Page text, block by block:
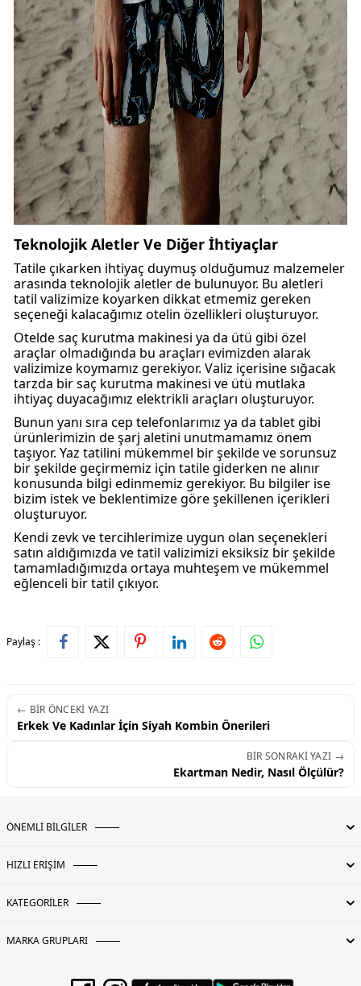
Teknolojik Aletler Ve Diğer İhtiyaçlar
Tatile çıkarken ihtiyaç duymuş olduğumuz malzemeler
arasında teknolojik aletler de bulunuyor. Bu aletleri
tatil valizimize koyarken dikkat etmemiz gereken
seçeneği kalacağımız otelin özellikleri oluşturuyor.
Otelde saç kurutma makinesi ya da ütü gibi özel
araçlar olmadığında bu araçları evimizden alarak
valizimize koymamız gerekiyor. Valiz içerisine sığacak
tarzda bir saç kurutma makinesi ve ütü mutlaka
ihtiyaç duyacağımız elektrikli araçları oluşturuyor.
Bunun yanı sıra cep telefonlarımız ya da tablet gibi
ürünlerimizin de şarj aletini unutmamamız önem
taşıyor. Yaz tatilini mükemmel bir şekilde ve sorunsuz
bir şekilde geçirmemiz için tatile giderken ne alınır
konusunda bilgi edinmemiz gerekiyor. Bu bilgiler ise
bizim istek ve beklentimize göre şekillenen içerikleri
oluşturuyor.
Kendi zevk ve tercihlerimize uygun olan seçenekleri
satın aldığımızda ve tatil valizimizi eksiksiz bir şekilde
tamamladığımızda ortaya muhteşem ve mükemmel
eğlenceli bir tatil çıkıyor.
Paylaş :
← BIR ÖNCEKI YAZI
Erkek Ve Kadınlar İçin Siyah Kombin Önerileri
BIR SONRAKI YAZI →
Ekartman Nedir, Nasıl Ölçülür?
ÖNEMLİ BİLGİLER
HIZLI ERİŞİM
KATEGORİLER
MARKA GRUPLARI